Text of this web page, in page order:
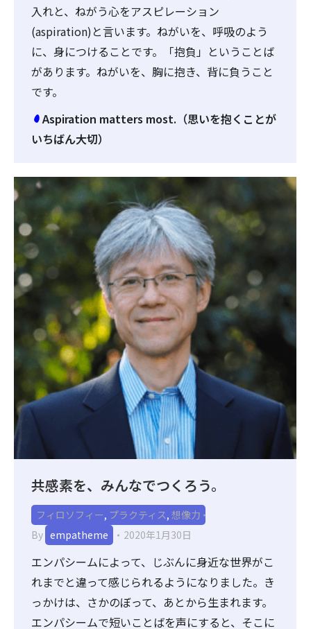
入れと、ねがう心をアスピレーション
(aspiration)と言います。ねがいを、呼吸のよう
に、身につけることです。「抱負」ということば
があります。ねがいを、胸に抱き、背に負うこと
です。
Aspiration matters most.（思いを抱くことが
いちばん大切）
共感素を、みんなでつくろう。
フィロソフィー, プラクティス, 想像力
By empatheme 2020年1月30日
エンパシームによって、じぶんに身近な世界がこ
れまでと違って感じられるようになりました。き
っかけは、さかのぼって、あとから生まれます。
エンパシームで短いことばを声にすると、そこに